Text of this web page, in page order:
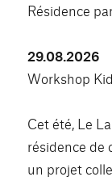
Résidence
29.08.2026
Workshop
Cet été, Le
résidence de
un projet